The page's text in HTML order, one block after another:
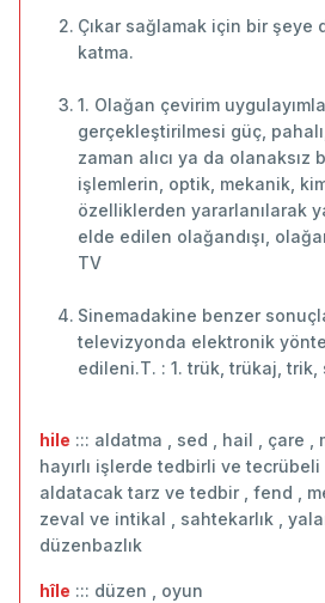
Çıkar sağlamak için bir şeye
katma.
1. Olağan çevirim
gerçekleştirilmesi güç,
zaman alıcı ya da olanaksız
işlemlerin, optik, mekanik,
özelliklerden yararlanılarak
elde edilen olağandışı,
TV
Sinemadakine benzer
televizyonda elektronik
edileni.T. : 1. trük, trükaj,
hile ::: aldatma , sed , hail , çare ,
hayırlı işlerde tedbirli ve tecrübeli
aldatacak tarz ve tedbir , fend ,
zeval ve intikal , sahtekarlık ,
düzenbazlık
hîle ::: düzen , oyun